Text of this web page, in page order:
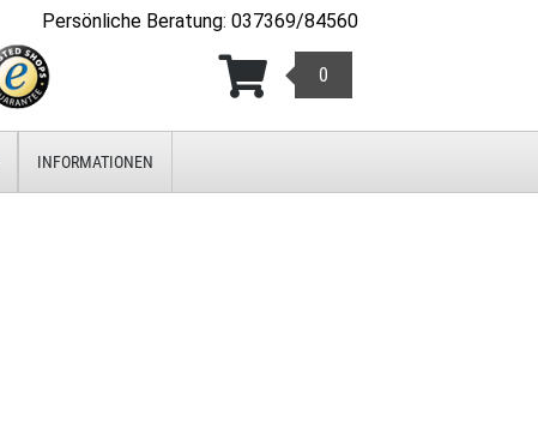
Persönliche Beratung: 037369/84560
0
INFORMATIONEN